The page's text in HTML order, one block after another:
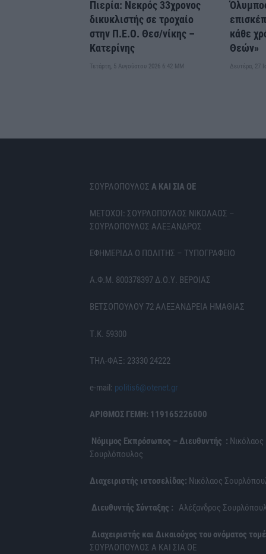
Πιερία: Νεκρός 33χρονος
δικυκλιστής σε τροχαίο
στην Π.Ε.Ο. Θεσ/νίκης –
Κατερίνης
Τετάρτη, 5 Αυγούστου 2026 6:42 ΜΜ
κάθε
Θεών»
Δευτέρα, 27
ΣΟΥΡΛΟΠΟΥΛΟΣ Α ΚΑΙ ΣΙΑ ΟΕ
ΜΕΤΟΧΟΙ: ΣΟΥΡΛΟΠΟΥΛΟΣ ΝΙΚΟΛΑΟΣ –
ΣΟΥΡΛΟΠΟΥΛΟΣ ΑΛΕΞΑΝΔΡΟΣ
ΕΦΗΜΕΡΙΔΑ Ο ΠΟΛΙΤΗΣ – ΤΥΠΟΓΡΑΦΕΙΟ
Α.Φ.Μ. 800378397 Δ.Ο.Υ. ΒΕΡΟΙΑΣ
ΒΕΤΣΟΠΟΥΛΟΥ 72 ΑΛΕΞΑΝΔΡΕΙΑ ΗΜΑΘΙΑΣ
Τ.Κ. 59300
ΤΗΛ-ΦΑΞ: 23330 24222
e-mail: politis6@otenet.gr
ΑΡΙΘΜΟΣ ΓΕΜΗ: 119165226000
Νόμιμος Εκπρόσωπος – Διευθυντής : Νικόλαος
Σουρλόπουλος
Διαχειριστής ιστοσελίδας: Νικόλαος
Διευθυντής Σύνταξης : Αλέξανδρος
Διαχειριστής και Δικαιούχος του ονόματος
ΣΟΥΡΛΟΠΟΥΛΟΣ Α ΚΑΙ ΣΙΑ ΟΕ